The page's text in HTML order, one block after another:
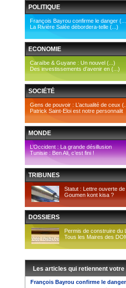
POLITIQUE
François Bayrou confirme le danger
La Rivière Salée débordera-telle (...)
ECONOMIE
Caraïbe & Guyane : Un nouvel (...)
Des investissements d’avenir en (...)
SOCIÉTÉ
Gens de pouvoir : L’actualité de ceux
Patrick Saint-Eloi est notre personnalit
MONDE
L’Occident : La grande désillusion
Tunisie : Ben Ali, c’est fini !
TRIBUNES
Statut : Lettre ouverte
Goumen kont kisa ?
DOSSIERS
Permis de construire du
Tous les Maires des
Les articles qui retiennent
François Bayrou confirme le